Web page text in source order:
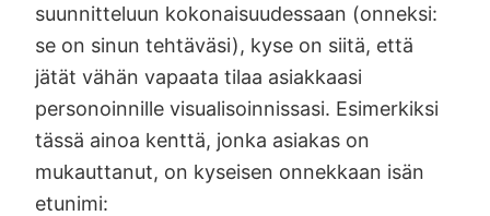
suunnitteluun kokonaisuudessaan (onneksi:
se on sinun tehtäväsi), kyse on siitä, että
jätät vähän vapaata tilaa asiakkaasi
personoinnille visualisoinnissasi. Esimerkiksi
tässä ainoa kenttä, jonka asiakas on
mukauttanut, on kyseisen onnekkaan isän
etunimi: